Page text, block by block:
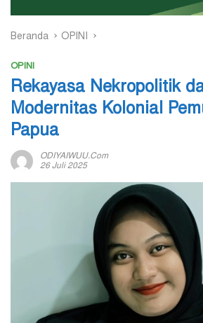
Beranda OPINI
OPINI
Rekayasa Nekropolitik
Modernitas Kolonial
Papua
ODIYAIWUU.com
26 Juli 2025